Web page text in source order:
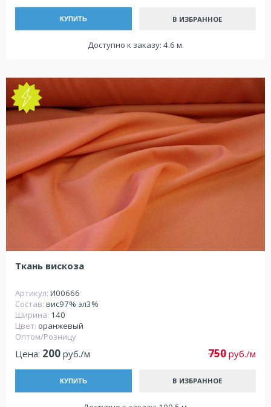
КУПИТЬ В ИЗБРАННОЕ
Доступно к заказу: 4.6 м.
Ткань вискоза
Артикул: И00666
Состав: вис97% эл3%
Ширина: 140
Цвет: оранжевый
Оптом/Розницу
Цена: 200 руб./м 750 руб./м
КУПИТЬ В ИЗБРАННОЕ